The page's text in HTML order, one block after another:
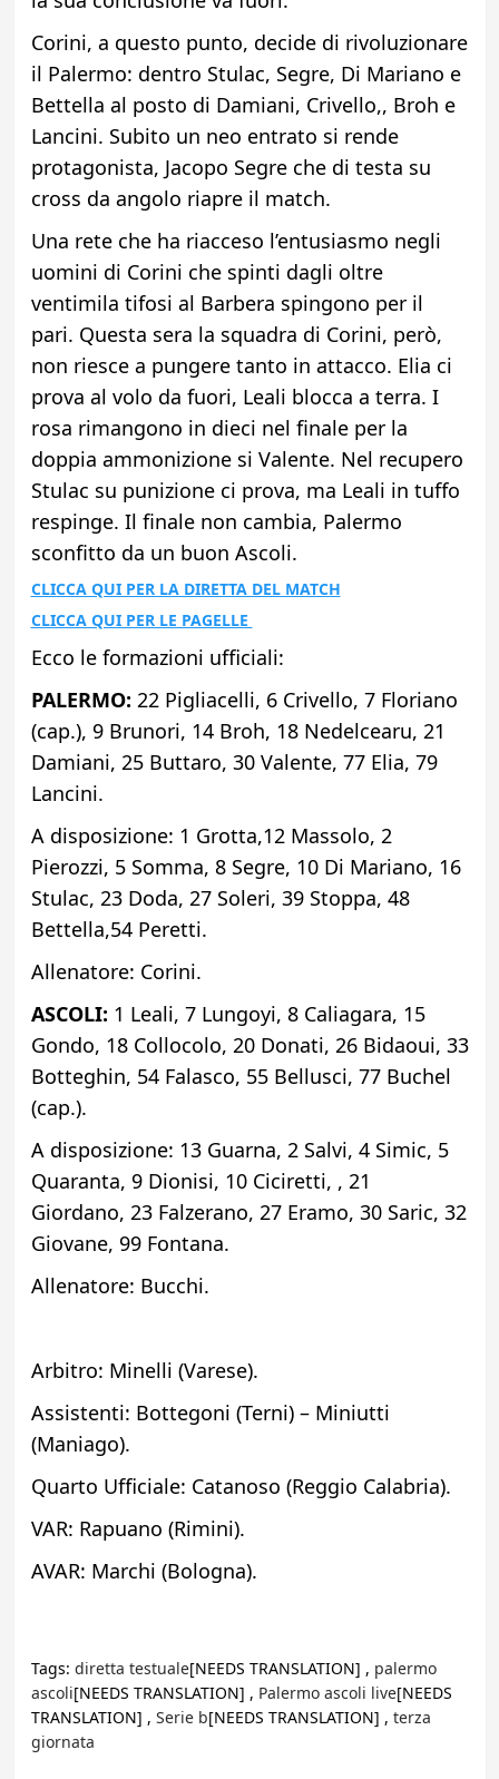
Corini, a questo punto, decide di rivoluzionare
il Palermo: dentro Stulac, Segre, Di Mariano e
Bettella al posto di Damiani, Crivello,, Broh e
Lancini. Subito un neo entrato si rende
protagonista, Jacopo Segre che di testa su
cross da angolo riapre il match.
Una rete che ha riacceso l’entusiasmo negli
uomini di Corini che spinti dagli oltre
ventimila tifosi al Barbera spingono per il
pari. Questa sera la squadra di Corini, però,
non riesce a pungere tanto in attacco. Elia ci
prova al volo da fuori, Leali blocca a terra. I
rosa rimangono in dieci nel finale per la
doppia ammonizione si Valente. Nel recupero
Stulac su punizione ci prova, ma Leali in tuffo
respinge. Il finale non cambia, Palermo
sconfitto da un buon Ascoli.
CLICCA QUI PER LA DIRETTA DEL MATCH
CLICCA QUI PER LE PAGELLE
Ecco le formazioni ufficiali:
PALERMO: 22 Pigliacelli, 6 Crivello, 7 Floriano
(cap.), 9 Brunori, 14 Broh, 18 Nedelcearu, 21
Damiani, 25 Buttaro, 30 Valente, 77 Elia, 79
Lancini.
A disposizione: 1 Grotta,12 Massolo, 2
Pierozzi, 5 Somma, 8 Segre, 10 Di Mariano, 16
Stulac, 23 Doda, 27 Soleri, 39 Stoppa, 48
Bettella,54 Peretti.
Allenatore: Corini.
ASCOLI: 1 Leali, 7 Lungoyi, 8 Caliagara, 15
Gondo, 18 Collocolo, 20 Donati, 26 Bidaoui, 33
Botteghin, 54 Falasco, 55 Bellusci, 77 Buchel
(cap.).
A disposizione: 13 Guarna, 2 Salvi, 4 Simic, 5
Quaranta, 9 Dionisi, 10 Ciciretti, , 21
Giordano, 23 Falzerano, 27 Eramo, 30 Saric, 32
Giovane, 99 Fontana.
Allenatore: Bucchi.
Arbitro: Minelli (Varese).
Assistenti: Bottegoni (Terni) – Miniutti
(Maniago).
Quarto Ufficiale: Catanoso (Reggio Calabria).
VAR: Rapuano (Rimini).
AVAR: Marchi (Bologna).
Tags: diretta testuale[NEEDS TRANSLATION] , palermo
ascoli[NEEDS TRANSLATION] , Palermo ascoli live[NEEDS
TRANSLATION] , Serie b[NEEDS TRANSLATION] , terza
giornata